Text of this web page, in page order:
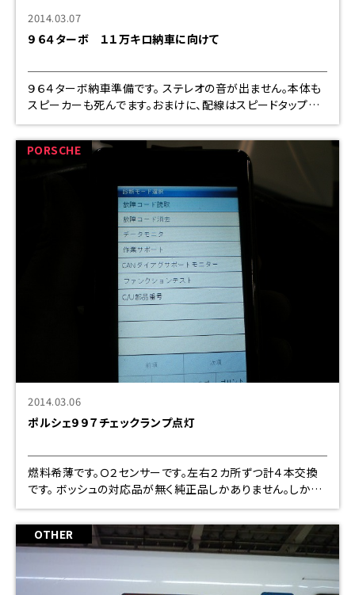
2014.03.07
９６４ターボ １１万キロ納車に向けて
９６４ターボ納車準備です。 ステレオの音が出ません。本体も
スピーカーも死んでます。おまけに、配線はスピードタップだ
らけ。 スピーカー取り替えて余分な配線切って繋いで外して
アンテナ線も他
PORSCHE
2014.03.06
ポルシェ９９７チェックランプ点灯
燃料希薄です。Ｏ２センサーです。左右２カ所ずつ計４本交換
です。 ボッシュの対応品が無く純正品しかありません。しかも
４万円以上約２０万円です。 とほほ、すみません、、、、、、
OTHER